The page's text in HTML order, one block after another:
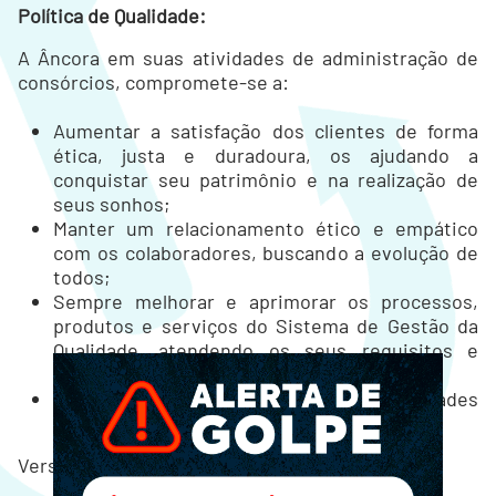
Política de Qualidade:
A Âncora em suas atividades de administração de
consórcios, compromete-se a:
Aumentar a satisfação dos clientes de forma
ética, justa e duradoura, os ajudando a
conquistar seu patrimônio e na realização de
seus sonhos;
Manter um relacionamento ético e empático
com os colaboradores, buscando a evolução de
todos;
Sempre melhorar e aprimorar os processos,
produtos e serviços do Sistema de Gestão da
Qualidade, atendendo os seus requisitos e
legislações aplicáveis;
Atender todas as expectativas e necessidades
de clientes, parceiros e colaboradores.
Versão 02 - Data 01/12/2025